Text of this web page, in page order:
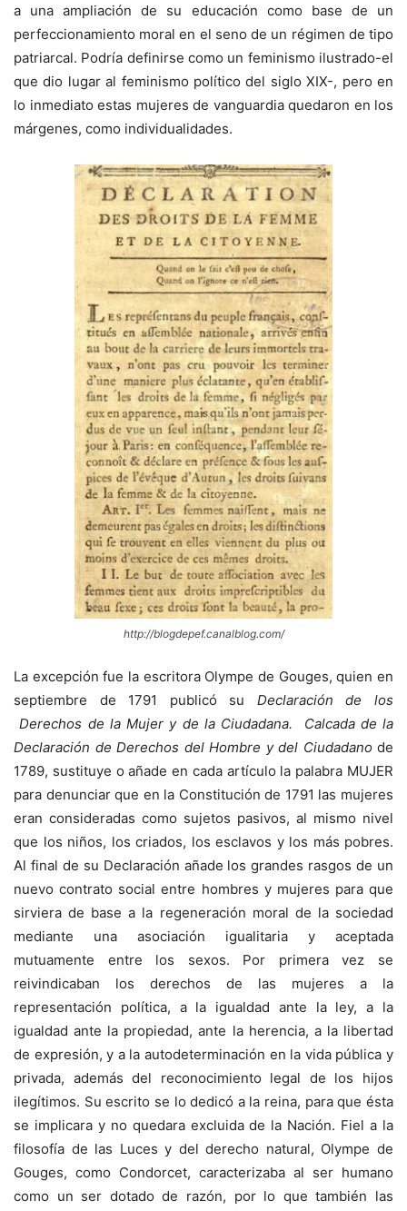
a una ampliación de su educación como base de un
perfeccionamiento moral en el seno de un régimen de tipo
patriarcal. Podría definirse como un feminismo ilustrado-el
que dio lugar al feminismo político del siglo XIX-, pero en
lo inmediato estas mujeres de vanguardia quedaron en los
márgenes, como individualidades.
http://blogdepef.canalblog.com/
La excepción fue la escritora Olympe de Gouges, quien en
septiembre de 1791 publicó su Declaración de los
Derechos de la Mujer y de la Ciudadana. Calcada de la
Declaración de Derechos del Hombre y del Ciudadanode
1789, sustituye o añade en cada artículo la palabra MUJER
para denunciar que en la Constitución de 1791 las mujeres
eran consideradas como sujetos pasivos, al mismo nivel
que los niños, los criados, los esclavos y los más pobres.
Al final de su Declaración añade los grandes rasgos de un
nuevo contrato social entre hombres y mujeres para que
sirviera de base a la regeneración moral de la sociedad
mediante una asociación igualitaria y aceptada
mutuamente entre los sexos. Por primera vez se
reivindicaban los derechos de las mujeres a la
representación política, a la igualdad ante la ley, a la
igualdad ante la propiedad, ante la herencia, a la libertad
de expresión, y a la autodeterminación en la vida pública y
privada, además del reconocimiento legal de los hijos
ilegítimos. Su escrito se lo dedicó a la reina, para que ésta
se implicara y no quedara excluida de la Nación. Fiel a la
filosofía de las Luces y del derecho natural, Olympe de
Gouges, como Condorcet, caracterizaba al ser humano
como un ser dotado de razón, por lo que también las